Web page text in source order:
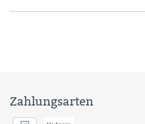
Zahlungsarten